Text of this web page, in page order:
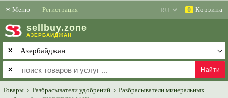
✶ Меню Регистрация 0 Корзина
sell buy.zone
АЗЕРБАЙДЖАН
✕
✕
Товары › Разбрасыватели удобрений › Разбрасыватели минеральных